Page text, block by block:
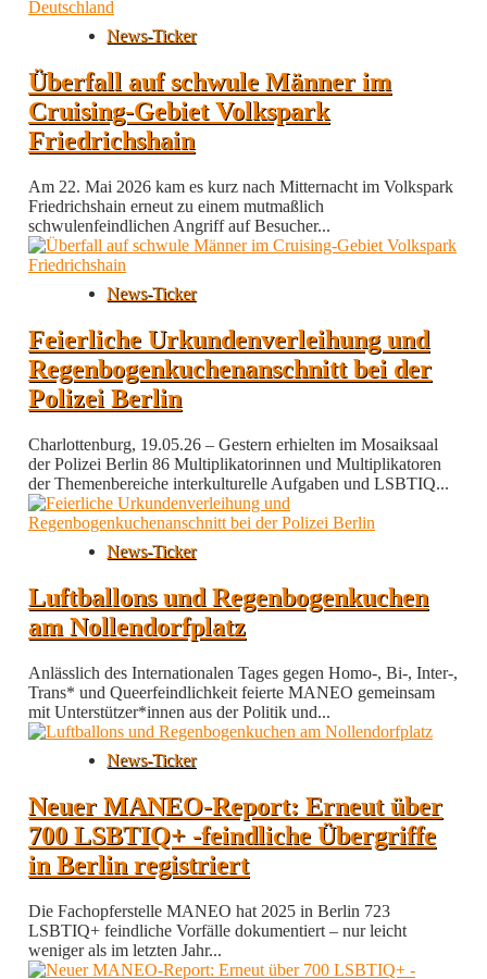
News-Ticker
Überfall auf schwule Männer im
Cruising-Gebiet Volkspark
Friedrichshain
Am 22. Mai 2026 kam es kurz nach Mitternacht im Volkspark
Friedrichshain erneut zu einem mutmaßlich
schwulenfeindlichen Angriff auf Besucher...
News-Ticker
Feierliche Urkundenverleihung und
Regenbogenkuchenanschnitt bei der
Polizei Berlin
Charlottenburg, 19.05.26 – Gestern erhielten im Mosaiksaal
der Polizei Berlin 86 Multiplikatorinnen und Multiplikatoren
der Themenbereiche interkulturelle Aufgaben und LSBTIQ...
News-Ticker
Luftballons und Regenbogenkuchen
am Nollendorfplatz
Anlässlich des Internationalen Tages gegen Homo-, Bi-, Inter-,
Trans* und Queerfeindlichkeit feierte MANEO gemeinsam
mit Unterstützer*innen aus der Politik und...
News-Ticker
Neuer MANEO-Report: Erneut über
700 LSBTIQ+ -feindliche Übergriffe
in Berlin registriert
Die Fachopferstelle MANEO hat 2025 in Berlin 723
LSBTIQ+ feindliche Vorfälle dokumentiert – nur leicht
weniger als im letzten Jahr...